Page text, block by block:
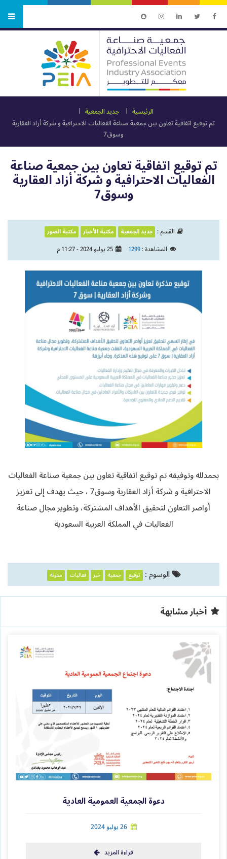
الرئيسية
جديد الجمعية
تم توقيع اتفاقية تعاون بين جمعية صناعة الفعاليات الاحترافية و شركة أزاد العقارية
وسوق7
تم توقيع اتفاقية تعاون بين جمعية صناعة
الفعاليات الاحترافية و شركة أزاد العقارية
وسوق7
القسم : جديد الجمعية مكتبة الأخبار مكتبة الصور
المشاهدة :1299 25 يوليو 2024 - 11:27 م
بحمدلله وتوفيقه تم توقيع اتفاقية تعاون بين جمعية صناعة الفعاليات
الاحترافية و شركة أزاد العقارية وسوق7 ، حيث يهدف إلى تعزيز
أواصر التعاون لتحقيق الأهداف المشتركة، وتطوير مجال صناعة
الفعاليات في المملكة العربية السعودية
الوسوم : توقيع جمعية خبر فعاليات مدونة
أخبار مشابهة
دعوة الجمعية العمومية العادية
26 يوليو 2024
قراءة المزيد